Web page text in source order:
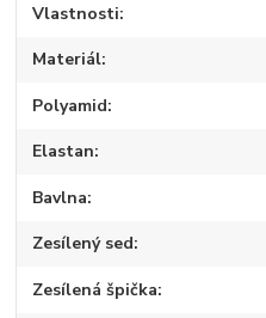
Vlastnosti
Materiál
Polyamid
Elastan
Bavlna
Zesílený sed
Zesílená špička